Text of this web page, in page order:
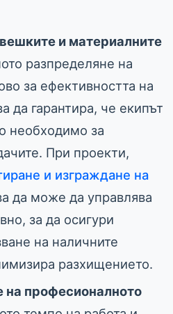
и материалните
разпределяне на
за ефективността на
да гарантира, че екипът
необходимо за
При проекти,
и изграждане на
да може да управлява
за да осигури
на наличните
разхищението.
на професионалното